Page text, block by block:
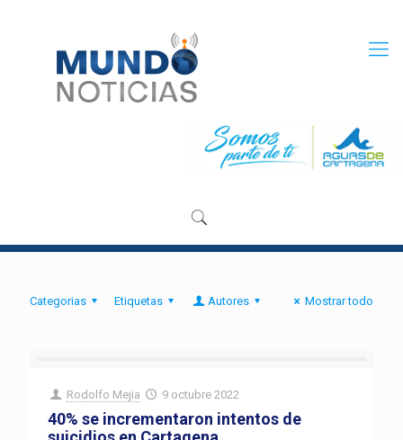
Categorias Etiquetas Autores Mostrar todo
Rodolfo Mejia 9 octubre 2022
40% se incrementaron intentos de